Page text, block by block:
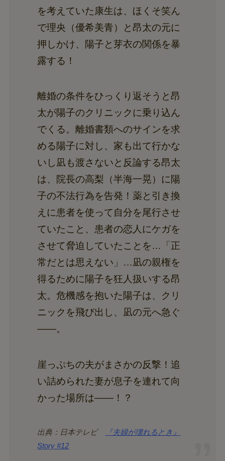
を考えていた康生は、ほくそ笑ん
で理央（優希美青）と昂太の元に
押しかけ、陽子と芽衣の関係を暴
露する！
離婚の条件をひっくり返そうと昂
太が陽子のクリニックに乗り込ん
でくる。離婚書類へのサインを求
める陽子に対し、家も出て行かな
いし凪も渡さないと反論する昂太
は、院長の高梨（半海一晃）に陽
子の不法行為を告発！薬と引き換
えに患者を使って自分を尾行させ
ていたこと、患者の恋人にケガを
させて脅迫していたことを…「正
常だとは思えない」…凪の親権を
得るために陽子を狂人扱いする昂
太。危機感を抱いた陽子は、クリ
ニックを飛び出し、凪の元へ急ぐ
――。
崖っぷちの夫がまさかの反撃！追
い詰められた妻が息子を連れて向
かった場所は――！？
出典：日本テレビ
『夫婦が壊れるとき』
Story #12